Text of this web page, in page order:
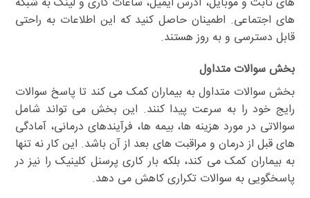
های اجتماعی. اطمینان حاصل کنید که این اطلاعات به راحتی
قابل دسترسی و به روز هستند.
بخش سوالات متداول
بخش سوالات متداول به بیماران کمک می کند تا پاسخ سوالات
رایج خود را به سرعت پیدا کنند. این بخش می تواند شامل
سوالاتی در مورد هزینه ها، بیمه ها، فرآیندهای درمانی، آمادگی
های قبل از درمان و مراقبت های بعد از آن باشد. این کار نه تنها
به بیماران کمک می کند، بلکه بار کاری پرسنل کلینیک را نیز در
پاسخگویی به سوالات تکراری کاهش می دهد.